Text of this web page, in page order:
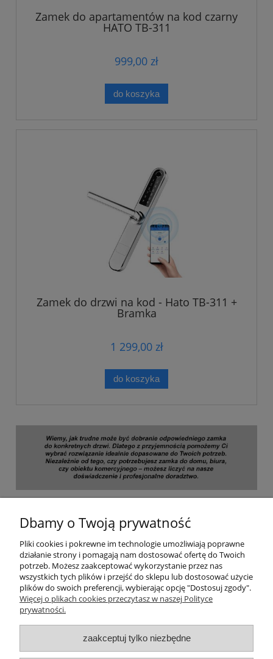
Zamek do apartamentów na kod czarny
HATO TB-311
999,00 zł
do koszyka
Zamek do drzwi na kod - Hato TB-311 +
Bramka
1 299,00 zł
do koszyka
chętnie Ci pomogą!
Dane firmy
O nas
Płatności i dostawa
Dbamy o Twoją prywatność
Pliki cookies i pokrewne im technologie umożliwiają poprawne
działanie strony i pomagają nam dostosować ofertę do Twoich
potrzeb. Możesz zaakceptować wykorzystanie przez nas
wszystkich tych plików i przejść do sklepu lub dostosować użycie
plików do swoich preferencji, wybierając opcję "Dostosuj zgody".
Więcej o plikach cookies przeczytasz w naszej Polityce
prywatności.
zaakceptuj tylko niezbędne